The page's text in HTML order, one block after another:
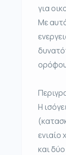
για
Με
Η
ενιαίο
και